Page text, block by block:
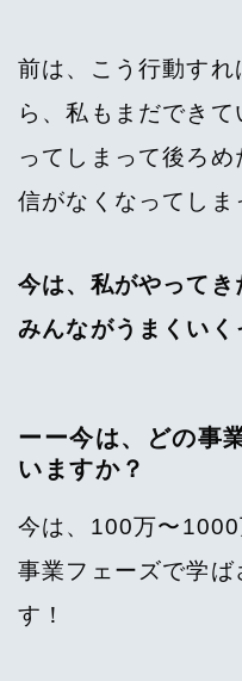
前は、こう行動す
ら、私もまだでき
ってしまって後ろ
信がなくなってしま
今は、私がやってき
みんながうまくいく
ーー今は、どの事
いますか？
今は、100万〜1000
事業フェーズで学ば
す！